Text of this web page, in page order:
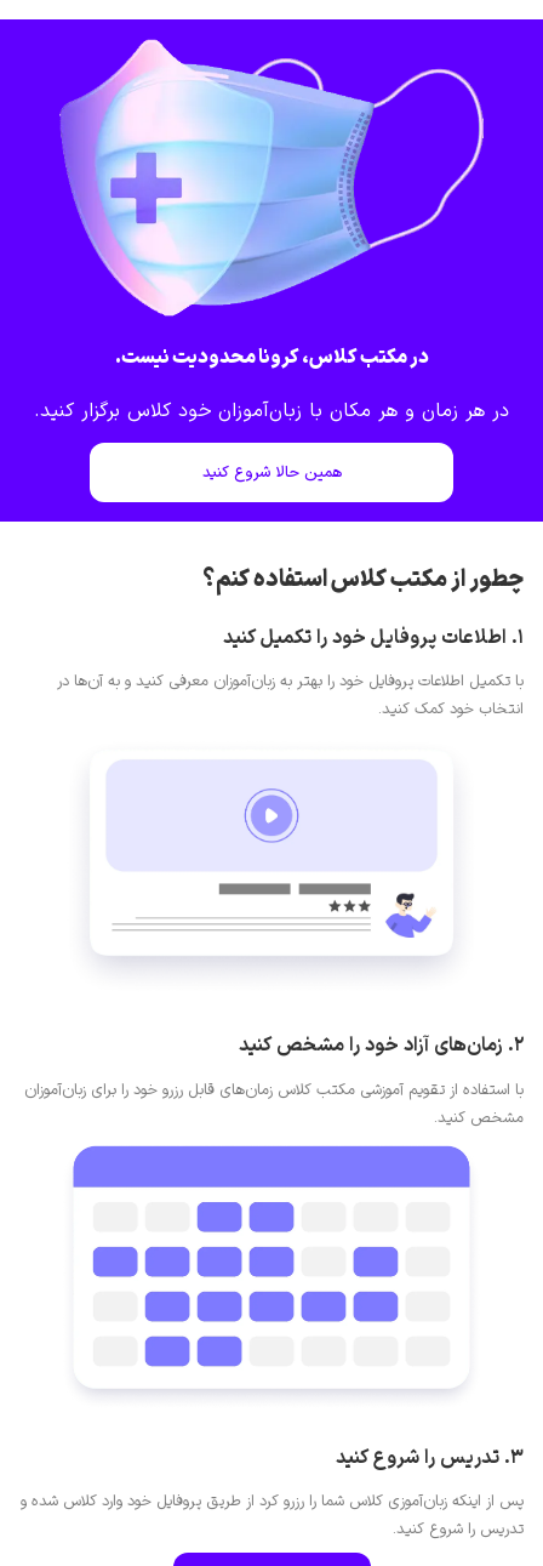
در مکتب کلاس، کرونا محدودیت نیست.
در هر زمان و هر مکان با زبان‌آموزان خود کلاس برگزار کنید.
همین حالا شروع کنید
چطور از مکتب کلاس استفاده کنم؟
1. اطلاعات پروفایل خود را تکمیل کنید
با تکمیل اطلاعات پروفایل خود را بهتر به زبان‌آموزان معرفی کنید و به آن‌ها در
انتخاب خود کمک کنید.
2. زمان‌های آزاد خود را مشخص کنید
با استفاده از تقویم آموزشی مکتب کلاس زمان‌های قابل رزرو خود را برای زبان‌آموزان
مشخص کنید.
3. تدریس را شروع کنید
پس از اینکه زبان‌آموزی کلاس شما را رزرو کرد از طریق پروفایل خود وارد کلاس شده و
تدریس را شروع کنید.